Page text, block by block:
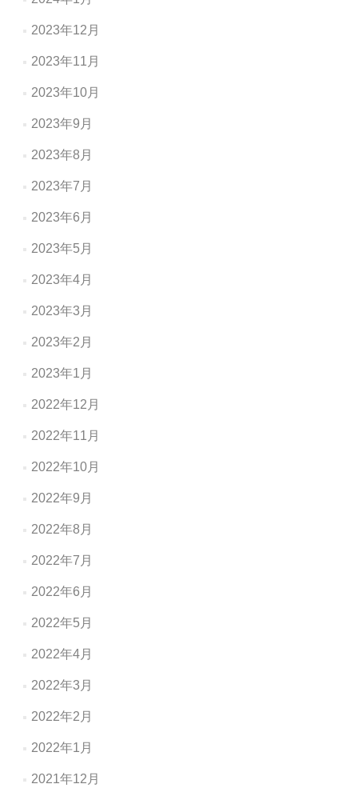
2023年12月
2023年11月
2023年10月
2023年9月
2023年8月
2023年7月
2023年6月
2023年5月
2023年4月
2023年3月
2023年2月
2023年1月
2022年12月
2022年11月
2022年10月
2022年9月
2022年8月
2022年7月
2022年6月
2022年5月
2022年4月
2022年3月
2022年2月
2022年1月
2021年12月